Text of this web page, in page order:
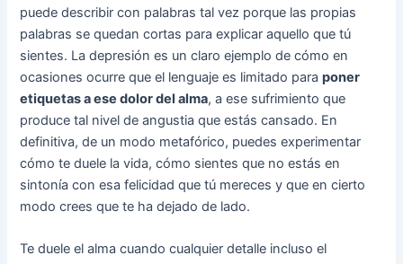
puede describir con palabras tal vez porque las propias
palabras se quedan cortas para explicar aquello que tú
sientes. La depresión es un claro ejemplo de cómo en
ocasiones ocurre que el lenguaje es limitado paraponer
etiquetas a ese dolor del alma, a ese sufrimiento que
produce tal nivel de angustia que estás cansado. En
definitiva, de un modo metafórico, puedes experimentar
cómo te duele la vida, cómo sientes que no estás en
sintonía con esa felicidad que tú mereces y que en cierto
modo crees que te ha dejado de lado.
Te duele el alma cuando cualquier detalle incluso el